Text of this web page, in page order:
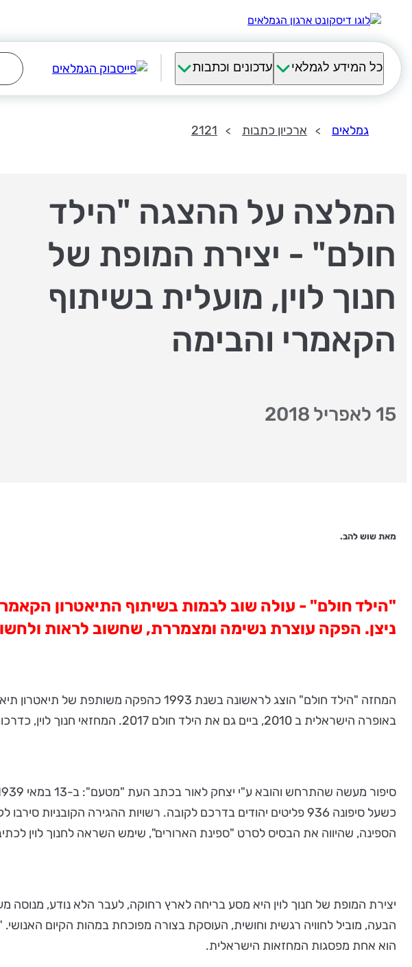
כל המידע לגמלאי עדכונים וכתבות
גמלאים ארכיון כתבות 2121
המלצה על ההצגה "הילד
חולם" - יצירת המופת של
חנוך לוין, מועלית בשיתוף
הקאמרי והבימה
15 לאפריל 2018
מאת שוש להב.
ניצן. הפקה עוצרת נשימה ומצמררת, שחשוב לראות
המחזה "הילד חולם" הוצג לראשונה בשנת
באופרה הישראלית ב 2010, ביים גם את הילד חולם 2017. המחזאי חנוך לוין, כדרכו, אקטואלי גם היום יותר מתמיד.
כשעל סיפונה 936 פליטים יהודים בדרכם לקובה. רשויות ההגירה
הספינה, שהיווה את הבסיס לסרט "ספינת הארורים", שימש השראה לחנוך לוין
יצירת המופת של חנוך לוין היא מסע בריחה לארץ רחוקה, לעבר הלא נודע, מנוסה
הבעה, מוביל לחוויה רגשית וחושית, העוסקת בצורה מפוכחת במהות הקיום
הוא אחת מפסגות המחזאות הישראלית.